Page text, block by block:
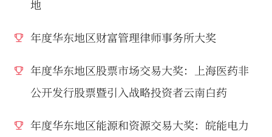
地
年度华东地区财富管理律师事务所大奖
年度华东地区股票市场交易大奖：上海医药非
公开发行股票暨引入战略投资者云南白药
年度华东地区能源和资源交易大奖：皖能电力